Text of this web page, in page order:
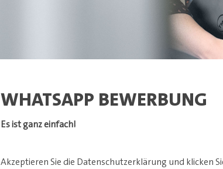
WHATSAPP BEWERBUNG
Es ist ganz einfach!
Akzeptieren Sie die Datenschutzerklärung und klicken